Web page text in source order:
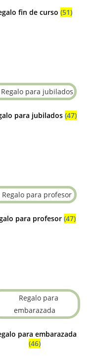
fin de curso (51)
para jubilados (47)
para profesor (47)
para embarazada
(46)